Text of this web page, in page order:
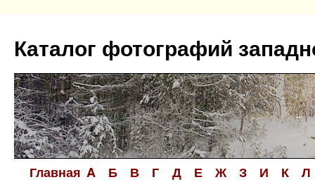
содержимому
Каталог фотографий
Главная A Б В Г Д Е Ж З И К Л